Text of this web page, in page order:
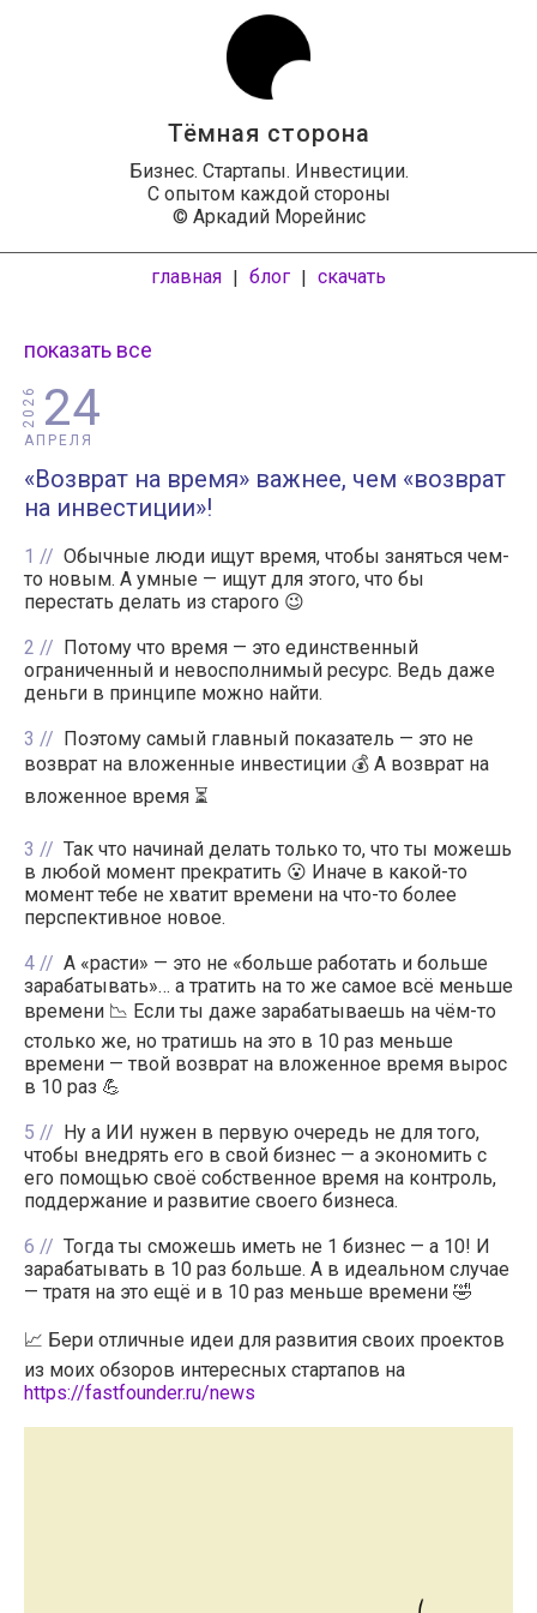
Тёмная сторона
Бизнес. Стартапы. Инвестиции.
С опытом каждой стороны
© Аркадий Морейнис
главная | блог | скачать
показать все
24
АПРЕЛЯ
2026
«Возврат на время» важнее, чем «возврат
на инвестиции»!
1
Обычные люди ищут время, чтобы заняться чем-
то новым. А умные — ищут для этого, что бы
перестать делать из старого 😉
2
Потому что время — это единственный
ограниченный и невосполнимый ресурс. Ведь даже
деньги в принципе можно найти.
3
Поэтому самый главный показатель — это не
возврат на вложенные инвестиции 💰 А возврат на
вложенное время ⏳
3
Так что начинай делать только то, что ты можешь
в любой момент прекратить 😮 Иначе в какой-то
момент тебе не хватит времени на что-то более
перспективное новое.
4
А «расти» — это не «больше работать и больше
зарабатывать»… а тратить на то же самое всё меньше
времени 📉 Если ты даже зарабатываешь на чём-то
столько же, но тратишь на это в 10 раз меньше
времени — твой возврат на вложенное время вырос
в 10 раз 💪
5
Ну а ИИ нужен в первую очередь не для того,
чтобы внедрять его в свой бизнес — а экономить с
его помощью своё собственное время на контроль,
поддержание и развитие своего бизнеса.
6
Тогда ты сможешь иметь не 1 бизнес — а 10! И
зарабатывать в 10 раз больше. А в идеальном случае
— тратя на это ещё и в 10 раз меньше времени 🤣
📈 Бери отличные идеи для развития своих проектов
из моих обзоров интересных стартапов на
https://fastfounder.ru/news